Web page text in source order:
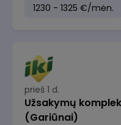
1230 - 1325 €/mėn.
prieš 1 d.
Užsakymų
(Gariūnai)